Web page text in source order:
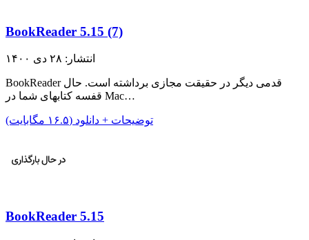
BookReader 5.15 (7)
انتشار: ۲۸ دی ۱۴۰۰
BookReader قدمی دیگر در حقیقت مجازی برداشته است. حال
قفسه کتابهای شما در Mac…
توضیحات + دانلود (۱۶.۵ مگابایت)
BookReader 5.15